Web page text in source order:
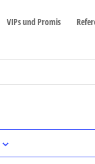
VIPs und Promis